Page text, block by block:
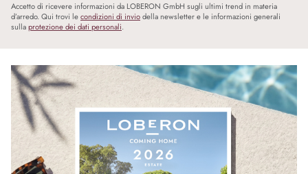
Accetto di ricevere informazioni da LOBERON GmbH sugli ultimi trend in materia
d’arredo. Qui trovi lecondizioni di inviodella newsletter e le informazioni generali
sullaprotezione dei dati personali.